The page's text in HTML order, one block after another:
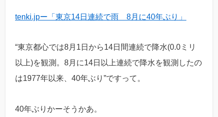
tenki.jpー「東京14日連続で雨 8月に40年ぶり」
“東京都心では8月1日から14日間連続で降水(0.0ミリ
以上)を観測。8月に14日以上連続で降水を観測したの
は1977年以来、40年ぶり”ですって。
40年ぶりかーそうかあ。